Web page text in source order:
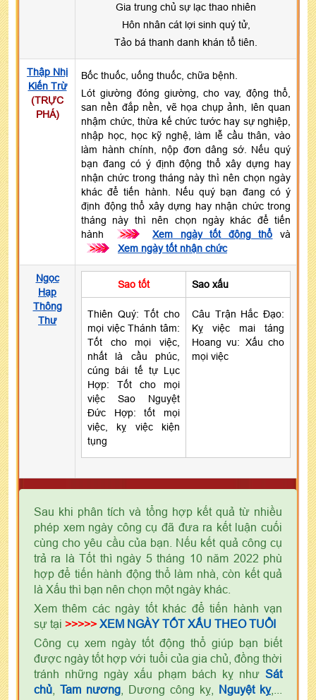
Gia trung chủ sự lạc thao nhiên
Hôn nhân cát lợi sinh quý tử,
Tảo bá thanh danh khán tổ tiên.
Thập Nhị
Kiến Trừ
(TRỰC
PHÁ)
Bốc thuốc, uống thuốc, chữa bệnh.
Lót giường đóng giường, cho vay, động thổ,
san nền đắp nền, vẽ họa chụp ảnh, lên quan
nhậm chức, thừa kế chức tước hay sự nghiệp,
nhập học, học kỹ nghệ, làm lễ cầu thân, vào
làm hành chính, nộp đơn dâng sớ. Nếu quý
bạn đang có ý định động thổ xây dựng hay
nhận chức trong tháng này thì nên chọn ngày
khác để tiến hành. Nếu quý bạn đang có ý
định động thổ xây dựng hay nhận chức trong
tháng này thì nên chọn ngày khác để tiến
hành
>>> Xem ngày tốt động thổ và
>>>
Xem ngày tốt nhận chức
Ngọc
Hạp
Thông
Thư
Sao tốt Sao xấu
Thiên Quý: Tốt cho
mọi việc Thánh tâm:
Tốt cho mọi việc,
nhất là cầu phúc,
cúng bái tế tự Lục
Hợp: Tốt cho mọi
việc Sao Nguyệt
Đức Hợp: tốt mọi
việc, kỵ việc kiện
tụng
Câu Trận Hắc Đạo:
Kỵ việc mai táng
Hoang vu: Xấu cho
mọi việc
Sau khi phân tích và tổng hợp kết quả từ nhiều
phép xem ngày công cụ đã đưa ra kết luận cuối
cùng cho yêu cầu của bạn. Nếu kết quả công cụ
trả ra là Tốt thì ngày 5 tháng 10 năm 2022 phù
hợp để tiến hành động thổ làm nhà, còn kết quả
là Xấu thì bạn nên chọn một ngày khác.
Xem thêm các ngày tốt khác để tiến hành vạn
sự tại >>>>> XEM NGÀY TỐT XẤU THEO TUỔI
Công cụ xem ngày tốt động thổ giúp bạn biết
được ngày tốt hợp với tuổi của gia chủ, đồng thời
tránh những ngày xấu phạm bách kỵ như Sát
chủ
Tam nương , Dương công kỵ, Nguyệt kỵ,...